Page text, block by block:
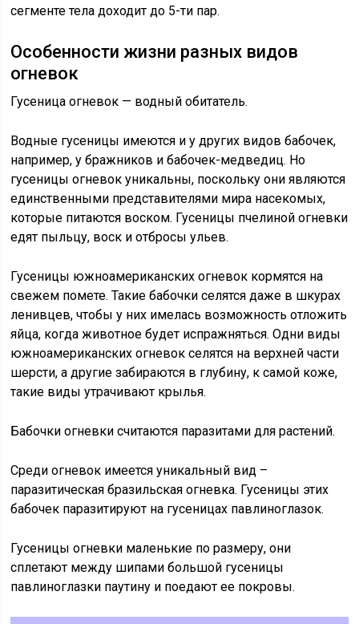
сегменте тела доходит до 5-ти пар.
Особенности жизни разных видов
огневок
Гусеница огневок — водный обитатель.
Водные гусеницы имеются и у других видов бабочек,
например, у бражников и бабочек-медведиц. Но
гусеницы огневок уникальны, поскольку они являются
единственными представителями мира насекомых,
которые питаются воском. Гусеницы пчелиной огневки
едят пыльцу, воск и отбросы ульев.
Гусеницы южноамериканских огневок кормятся на
свежем помете. Такие бабочки селятся даже в шкурах
ленивцев, чтобы у них имелась возможность отложить
яйца, когда животное будет испражняться. Одни виды
южноамериканских огневок селятся на верхней части
шерсти, а другие забираются в глубину, к самой коже,
такие виды утрачивают крылья.
Бабочки огневки считаются паразитами для растений.
Среди огневок имеется уникальный вид –
паразитическая бразильская огневка. Гусеницы этих
бабочек паразитируют на гусеницах павлиноглазок.
Гусеницы огневки маленькие по размеру, они
сплетают между шипами большой гусеницы
павлиноглазки паутину и поедают ее покровы.